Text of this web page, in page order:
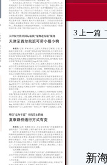
3 上一篇
新